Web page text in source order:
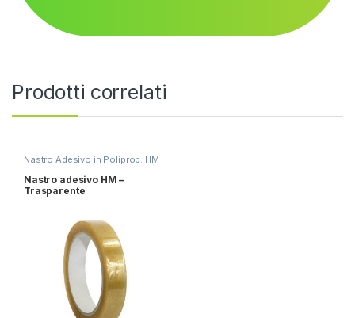
Prodotti correlati
Nastro Adesivo in Poliprop. HM
Nastro adesivo HM –
Trasparente